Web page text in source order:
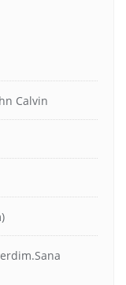
Calvin